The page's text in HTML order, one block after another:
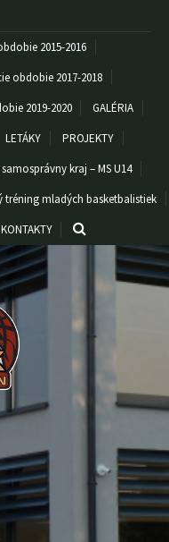
2015-2016
obdobie 2017-2018
2019-2020
GALÉRIA
LETÁKY
PROJEKTY
kraj – MS U14
tréning mladých basketbalistiek
KONTAKTY